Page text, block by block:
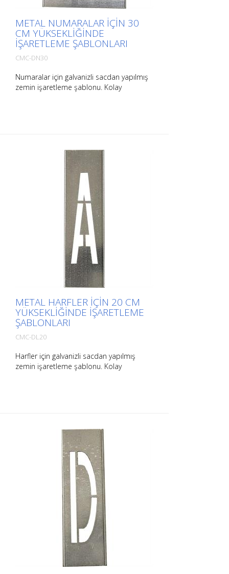
METAL NUMARALAR IÇIN 30
CM YÜKSEKLIĞINDE
IŞARETLEME ŞABLONLARI
CMC-DN30
Numaralar için galvanizli sacdan yapılmış
zemin işaretleme şablonu. Kolay
METAL HARFLER IÇIN 20 CM
YÜKSEKLIĞINDE IŞARETLEME
ŞABLONLARI
CMC-DL20
Harfler için galvanizli sacdan yapılmış
zemin işaretleme şablonu. Kolay